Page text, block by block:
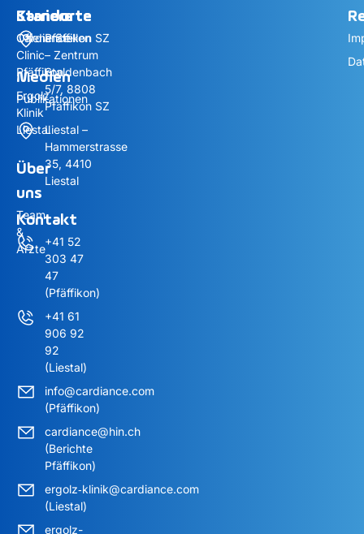
Standorte
Pfäffikon SZ
– Zentrum
Staldenbach
5/7, 8808
Pfäffikon SZ
Liestal –
Hammerstrasse
35, 4410
Liestal
Kontakt
+41 52
303 47
47
(Pfäffikon)
+41 61
906 92
92
(Liestal)
info@cardiance.com
(Pfäffikon)
cardiance@hin.ch
(Berichte
Pfäffikon)
ergolz‑klinik@cardiance.com
(Liestal)
ergolz-
Standorte
Cardiance
Clinic
Pfäffikon
Ergolz
Klinik
Liestal
Über
uns
Team
&
Ärzte
Karriere
Offene Stellen
Medien
Publikationen